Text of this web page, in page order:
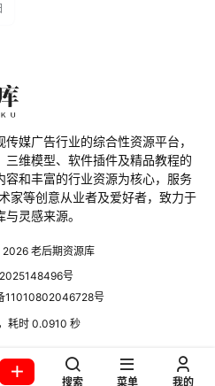
媒广告行业的综合性资源平台，
维模型、软件插件及精品教程的
和丰富的行业资源为核心，服务
家等创意从业者及爱好者，致力于
灵感来源。
老后期资源库
号
11010802046728号
耗时 0.0910 秒
搜索 菜单 我的